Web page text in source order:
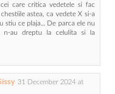
care critica vedetele si fac
astea, ca vedete X si-a
stiu ce plaja... De parca ele nu
n-au dreptu la celulita si la
31 December 2024 at